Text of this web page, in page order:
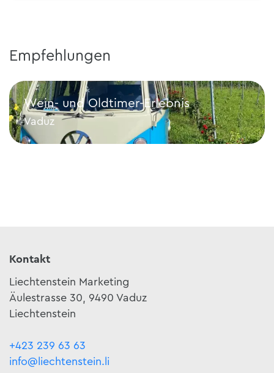
Empfehlungen
Wein- und Oldtimer-Erlebnis
Vaduz
Wein- und Oldtimer-Erlebnis
Kontakt
Liechtenstein Marketing
Äulestrasse 30, 9490 Vaduz
Liechtenstein
+423 239 63 63
info@liechtenstein.li